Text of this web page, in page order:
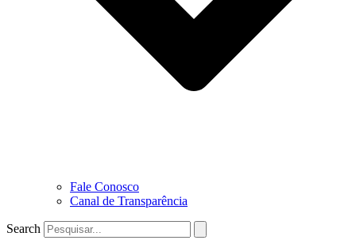
Fale Conosco
Canal de Transparência
Search